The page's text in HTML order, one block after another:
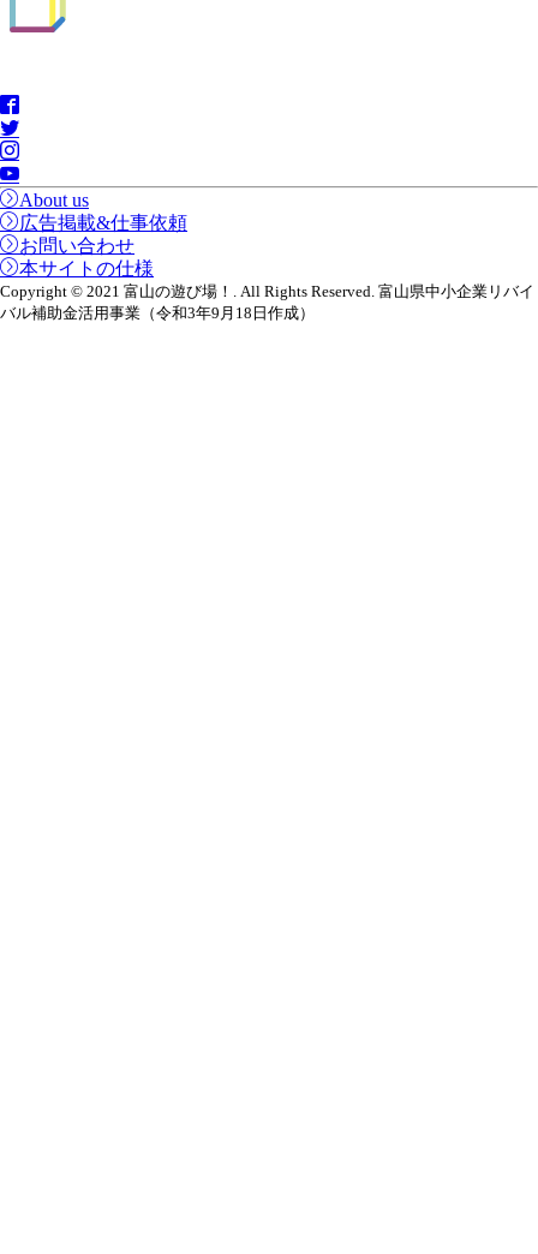
About us
広告掲載&仕事依頼
お問い合わせ
本サイトの仕様
Copyright © 2021 富山の遊び場！. All Rights Reserved. 富山県中小企業リバイ
バル補助金活用事業（令和3年9月18日作成）